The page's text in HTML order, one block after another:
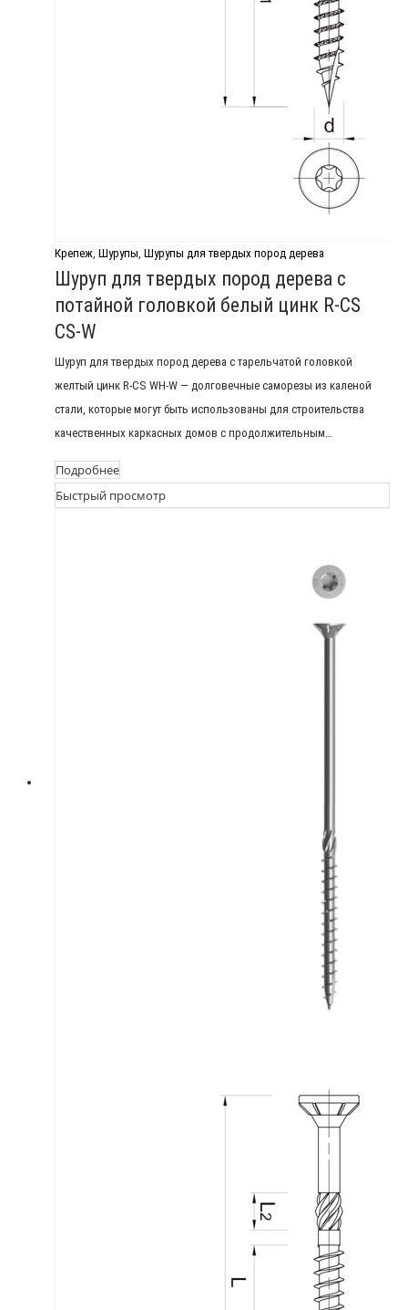
Крепеж Шурупы Шурупы для твердых пород дерева
Шуруп для твердых пород дерева с
потайной головкой белый цинк R-CS
CS-W
Шуруп для твердых пород дерева с тарельчатой головкой
желтый цинк R-CS WH-W — долговечные саморезы из каленой
стали, которые могут быть использованы для строительства
качественных каркасных домов с продолжительным…
Подробнее
Быстрый просмотр